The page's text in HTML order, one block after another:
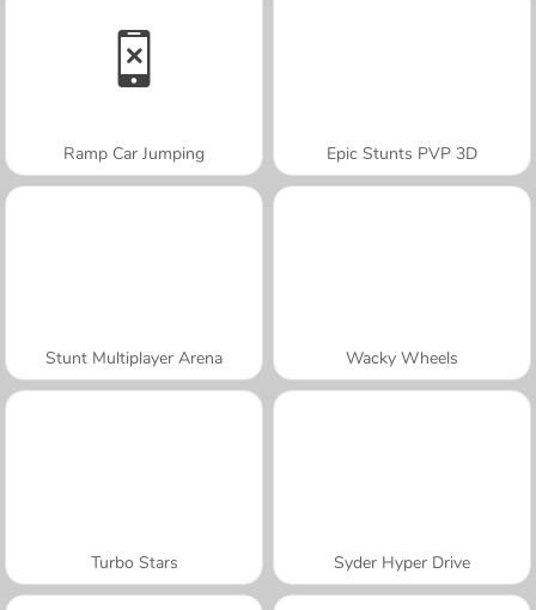
Ramp Car Jumping Epic Stunts PVP 3D
Stunt Multiplayer Arena Wacky Wheels
Turbo Stars Syder Hyper Drive